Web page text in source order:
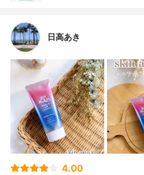
日高あき
4.00